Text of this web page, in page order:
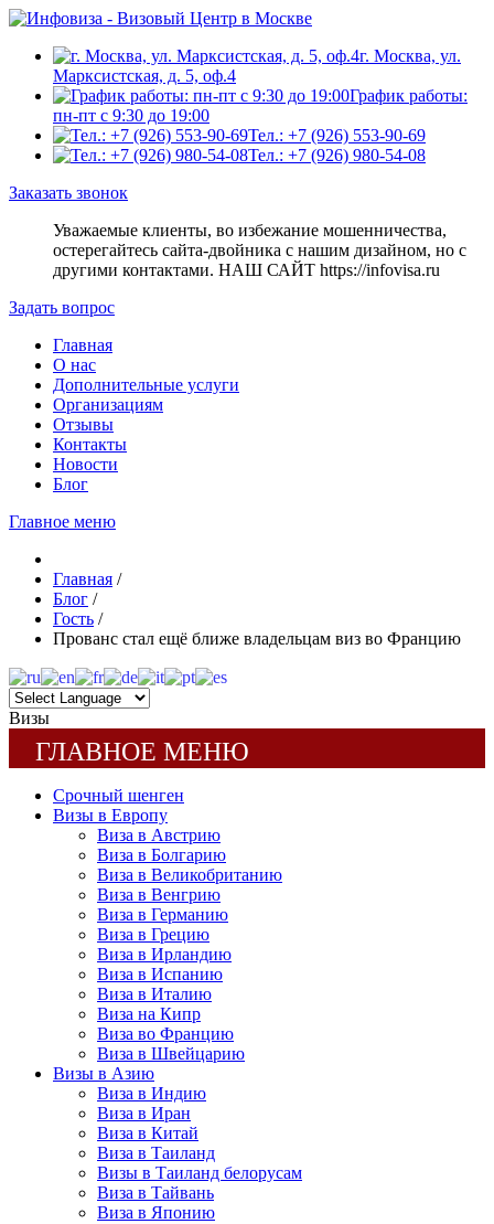
г. Москва, ул.
Марксистская, д. 5, оф.4
График работы:
пн-пт с 9:30 до 19:00
Тел.: +7 (926) 553-90-69
Тел.: +7 (926) 980-54-08
Заказать звонок
Уважаемые клиенты, во избежание мошенничества,
остерегайтесь сайта-двойника c нашим дизайном, но с
другими контактами. НАШ САЙТ https://infovisa.ru
Задать вопрос
Главная
О нас
Дополнительные услуги
Организациям
Отзывы
Контакты
Новости
Блог
Главное меню
Главная /
Блог /
Гость /
Прованс стал ещё ближе владельцам виз во Францию
Визы
ГЛАВНОЕ МЕНЮ
Срочный шенген
Визы в Европу
Виза в Австрию
Виза в Болгарию
Виза в Великобританию
Виза в Венгрию
Виза в Германию
Виза в Грецию
Виза в Ирландию
Виза в Испанию
Виза в Италию
Виза на Кипр
Виза во Францию
Виза в Швейцарию
Визы в Азию
Виза в Индию
Виза в Иран
Виза в Китай
Виза в Таиланд
Визы в Таиланд белорусам
Виза в Тайвань
Виза в Японию